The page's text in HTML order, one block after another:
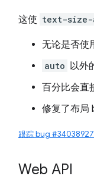
这使 text-size-
无论是否使
auto 以外
百分比会直
修复了布局
跟踪 bug
Web API